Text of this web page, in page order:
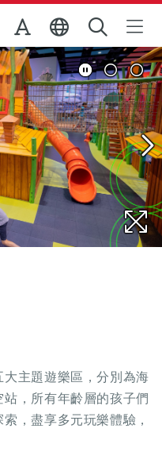
查看原圖
主題遊樂區，分別為海
，所有年齡層的孩子們
，盡享多元玩樂體驗，